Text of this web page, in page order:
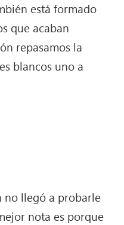
está formado
que acaban
repasamos la
blancos uno a
no llegó a probarle
nota es porque